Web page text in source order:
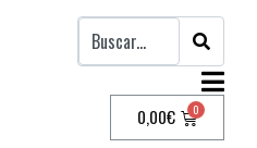
0,00€